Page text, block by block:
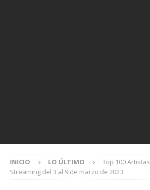
INICIO LO ÚLTIMO
Top 100
Streaming del 3 al 9 de marzo de 2023